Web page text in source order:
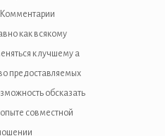
как всякому
к лучшему а
предоставляемых
обсказать
совместной